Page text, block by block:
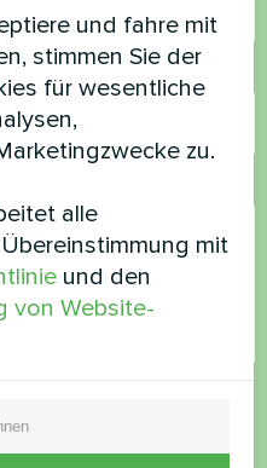
und fahre mit
stimmen Sie der
für wesentliche
zu.
alle
mit
und den
von Website-